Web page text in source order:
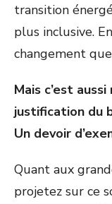
transition
plus inclusive.
changement
Mais c’est
justification du
Un devoir
Quant aux
projetez sur ce